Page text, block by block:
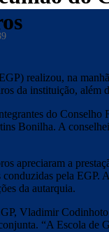
realizou, na
da instituição, além
do
Bonilha. A
apreciaram a
pela EGP.
da autarquia.
Vladimir
“A Escola de